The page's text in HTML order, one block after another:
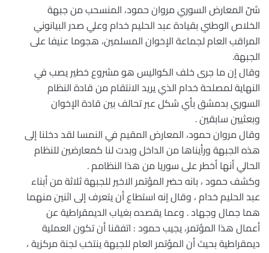
شنّ المعارض السوري مروان حمود، المنسحب من جبهة
الخلاص الوطني بقيادة عبد الحليم خدام وعلي صدر البيانوني
المراقب العام لجماعة الإخوان المسلمين، هجوما عنيفا على
الجبهة.
وقال إن ما جرى خلف الكواليس هو مشروع خطير يصب في
النهاية لمصلحة خدام الذي يريد الانتقام من قادة النظام
السوري بدمشق بأي شكل عبر تحالف بين قادة الإخوان
وبعثيين سابقين .
وقال مروان حمود، المعارض المقيم في النمسا لقد دخلنا إلى
هذه الجبهة ورأيناها من الداخل وبدت لنا كمعارضين للنظام
الحالي أنها أخطر على سوريا من هذا النظامم .
وكشف حمود ، بانه حضر المؤتمر الاخير للجبهة ثلاثة من أبناء
عبد الحليم خدام ، وقال إنه استطاع أن يتعرف إلى اثنين منهما
هما جمال وجهاد . وعما يقصده بغياب الديمقراطية عن
أعمال هذا المؤتمر، يجيب حمود : اتفقنا أن تكون العملية
ديمقراطية بحيث أن المؤتمر العام للجبهة ينتخب لجنة مركزية ،